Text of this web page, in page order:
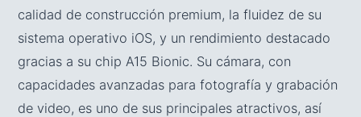
calidad de construcción premium, la fluidez de su
sistema operativo iOS, y un rendimiento destacado
gracias a su chip A15 Bionic. Su cámara, con
capacidades avanzadas para fotografía y grabación
de video, es uno de sus principales atractivos, así